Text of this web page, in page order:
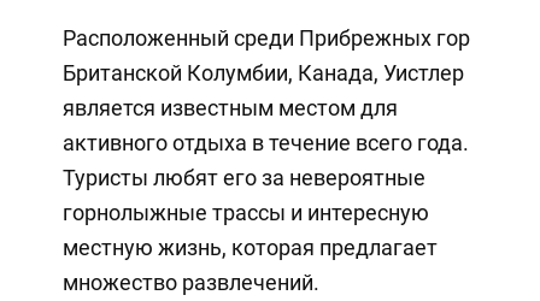
Расположенный среди Прибрежных гор
Британской Колумбии, Канада, Уистлер
является известным местом для
активного отдыха в течение всего года.
Туристы любят его за невероятные
горнолыжные трассы и интересную
местную жизнь, которая предлагает
множество развлечений.